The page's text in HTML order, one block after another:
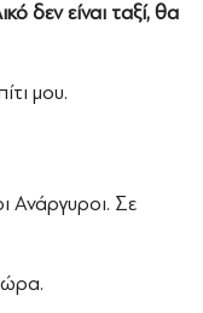
δεν είναι ταξί, θα
μου.
Ανάργυροι. Σε
ώρα.